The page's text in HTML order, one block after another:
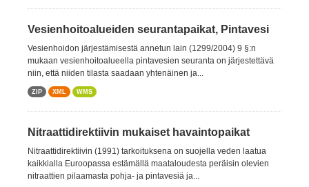
Vesienhoitoalueiden seurantapaikat, Pintavesi
Vesienhoidon järjestämisestä annetun lain (1299/2004) 9 §:n
mukaan vesienhoitoalueella pintavesien seuranta on järjestettävä
niin, että niiden tilasta saadaan yhtenäinen ja...
ZIP XML WMS
Nitraattidirektiivin mukaiset havaintopaikat
Nitraattidirektiivin (1991) tarkoituksena on suojella veden laatua
kaikkialla Euroopassa estämällä maataloudesta peräisin olevien
nitraattien pilaamasta pohja- ja pintavesiä ja...